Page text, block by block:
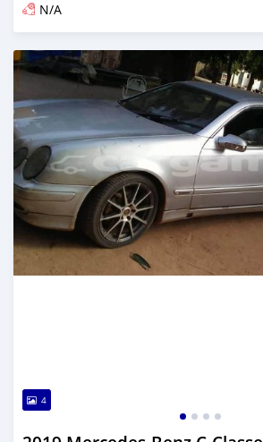
N/A
Dougal na niou ko depuis over 2 years
4